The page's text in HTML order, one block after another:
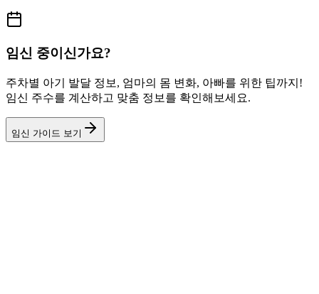
임신 중이신가요?
주차별 아기 발달 정보, 엄마의 몸 변화, 아빠를 위한 팁까지!
임신 주수를 계산하고 맞춤 정보를 확인해보세요.
임신 가이드 보기